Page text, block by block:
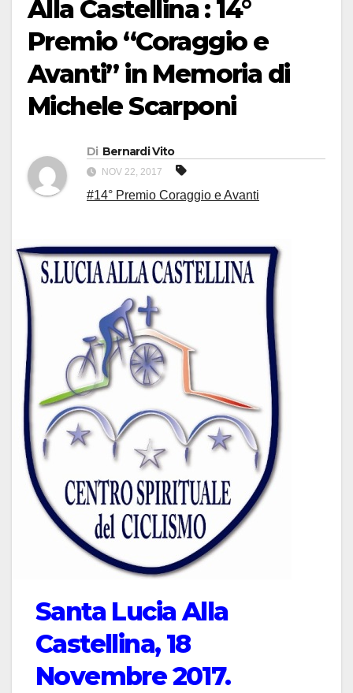
Alla Castellina : 14°
Premio “Coraggio e
Avanti” in Memoria di
Michele Scarponi
Di Bernardi Vito
NOV 22, 2017
#14° Premio Coraggio e Avanti
Santa Lucia Alla
Castellina, 18
Novembre 2017.